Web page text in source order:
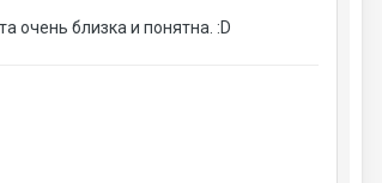
очень близка и понятна. :D